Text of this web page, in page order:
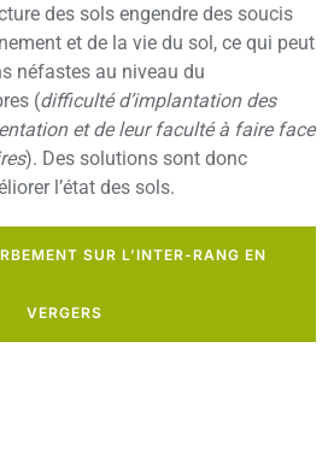
des sols engendre des soucis
et de la vie du sol, ce qui peut
néfastes au niveau du
(difficulté d’implantation des
et de leur faculté à faire face
). Des solutions sont donc
l’état des sols.
SUR L’INTER-RANG EN
VERGERS